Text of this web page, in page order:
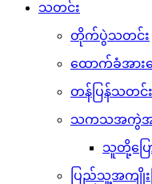
သတင်း
တိုက်ပွဲသတင်း
ထောက်ခံအားပ
တန်ပြန်သတင်း
သကသအကွဲအ
သူတို့ပြ
ပြည်သူ့အကျိုး